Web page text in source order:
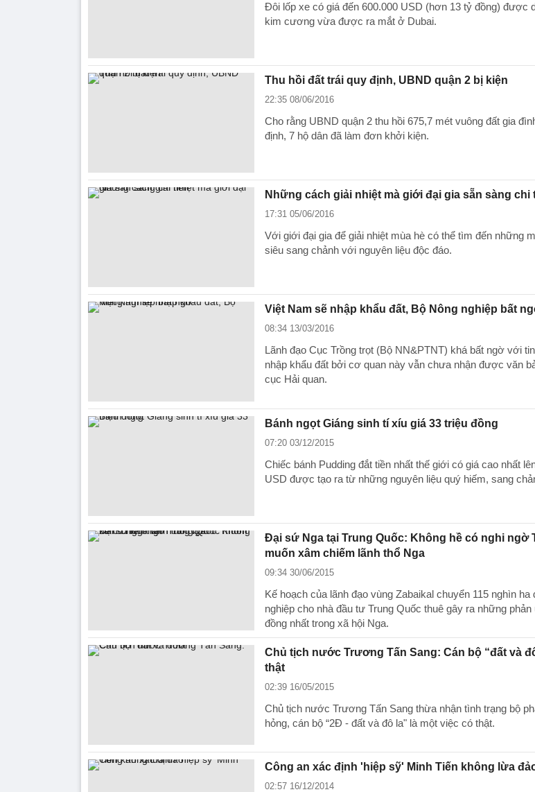
Đôi lốp xe có giá đến 600.000 USD (hơn 13 tỷ đồng) được
kim cương vừa được ra mắt ở Dubai.
Thu hồi đất trái quy định, UBND quận 2 bị kiện
22:35 08/06/2016
Cho rằng UBND quận 2 thu hồi 675,7 mét vuông đất gia
định, 7 hộ dân đã làm đơn khởi kiện.
Những cách giải nhiệt mà giới đại gia sẵn sàng chi
17:31 05/06/2016
Với giới đại gia để giải nhiệt mùa hè có thể tìm đến những
siêu sang chảnh với nguyên liệu độc đáo.
Việt Nam sẽ nhập khẩu đất, Bộ Nông nghiệp bất
08:34 13/03/2016
Lãnh đạo Cục Trồng trọt (Bộ NN&PTNT) khá bất ngờ với
nhập khẩu đất bởi cơ quan này vẫn chưa nhận được văn
cục Hải quan.
Bánh ngọt Giáng sinh tí xíu giá 33 triệu đồng
07:20 03/12/2015
Chiếc bánh Pudding đắt tiền nhất thế giới có giá cao nhất
USD được tạo ra từ những nguyên liệu quý hiếm, sang
Đại sứ Nga tại Trung Quốc: Không hề có nghi ngờ
muốn xâm chiếm lãnh thổ Nga
09:34 30/06/2015
Kế hoạch của lãnh đạo vùng Zabaikal chuyển 115 nghìn ha
nghiệp cho nhà đầu tư Trung Quốc thuê gây ra những
đồng nhất trong xã hội Nga.
Chủ tịch nước Trương Tấn Sang: Cán bộ “đất và
thật
02:39 16/05/2015
Chủ tịch nước Trương Tấn Sang thừa nhận tình trạng bộ
hỏng, cán bộ “2Đ - đất và đô la" là một việc có thật.
Công an xác định 'hiệp sỹ' Minh Tiến không lừa
02:57 16/12/2014